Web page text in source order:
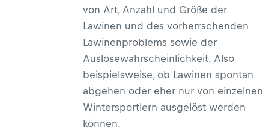
von Art, Anzahl und Größe der
Lawinen und des vorherrschenden
Lawinenproblems sowie der
Auslösewahrscheinlichkeit. Also
beispielsweise, ob Lawinen spontan
abgehen oder eher nur von einzelnen
Wintersportlern ausgelöst werden
können.